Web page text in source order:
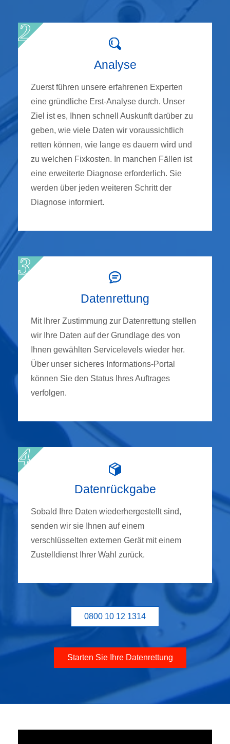
Analyse
Zuerst führen unsere erfahrenen Experten
eine gründliche Erst-Analyse durch. Unser
Ziel ist es, Ihnen schnell Auskunft darüber zu
geben, wie viele Daten wir voraussichtlich
retten können, wie lange es dauern wird und
zu welchen Fixkosten. In manchen Fällen ist
eine erweiterte Diagnose erforderlich. Sie
werden über jeden weiteren Schritt der
Diagnose informiert.
Datenrettung
Mit Ihrer Zustimmung zur Datenrettung stellen
wir Ihre Daten auf der Grundlage des von
Ihnen gewählten Servicelevels wieder her.
Über unser sicheres Informations-Portal
können Sie den Status Ihres Auftrages
verfolgen.
Datenrückgabe
Sobald Ihre Daten wiederhergestellt sind,
senden wir sie Ihnen auf einem
verschlüsselten externen Gerät mit einem
Zustelldienst Ihrer Wahl zurück.
0800 10 12 1314
Starten Sie Ihre Datenrettung